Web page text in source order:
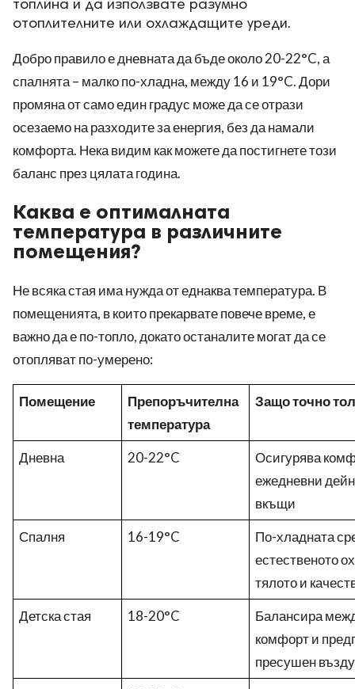
топлина и да използвате разумно
отоплителните или охлаждащите уреди.
Добро правило е дневната да бъде около 20-22°C, а
спалнята – малко по-хладна, между 16 и 19°C. Дори
промяна от само един градус може да се отрази
осезаемо на разходите за енергия, без да намали
комфорта. Нека видим как можете да постигнете този
баланс през цялата година.
Каква е оптималната
температура в различните
помещения?
Не всяка стая има нужда от еднаква температура. В
помещенията, в които прекарвате повече време, е
важно да е по-топло, докато останалите могат да се
отопляват по-умерено:
Помещение
Препоръчителна
температура
Защо точно
Дневна 20-22°C
Осигурява
ежедневни
вкъщи
Спалня
16-19°C
По-хладната
естественото
тялото и
Детска стая
18-20°C
Балансира
комфорт и
пресушен